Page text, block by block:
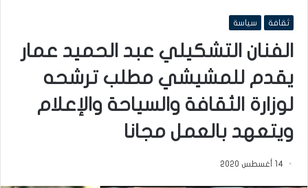
ثقافة سياسة
الفنان التشكيلي عبد الحميد عمار
يقدم للمشيشي مطلب ترشحه
لوزارة الثقافة والسياحة والإعلام
ويتعهد بالعمل مجانا
14 أغسطس 2020